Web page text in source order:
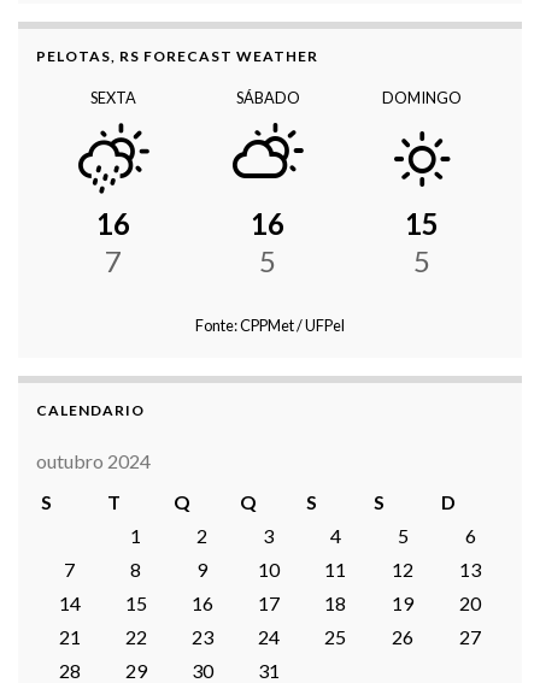
PELOTAS, RS FORECAST WEATHER
SEXTA
16
7
SÁBADO
16
5
DOMINGO
15
5
Fonte: CPPMet / UFPel
CALENDARIO
outubro 2024
S
T Q Q S S
D
1
2 3 4 5
6
7
8 9 10 11 12
13
14
15 16 17 18 19
20
21
22 23 24 25 26
27
28
29 30
31